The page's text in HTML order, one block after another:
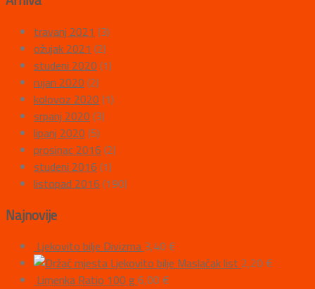
travanj 2021 (3)
ožujak 2021 (2)
studeni 2020 (1)
rujan 2020 (2)
kolovoz 2020 (1)
srpanj 2020 (3)
lipanj 2020 (5)
prosinac 2016 (2)
studeni 2016 (1)
listopad 2016 (190)
Najnovije
Ljekovito bilje Divizma 3,40 €
Ljekovito bilje Maslačak list 2,20 €
Limenka Ratio 100 g 6,00 €